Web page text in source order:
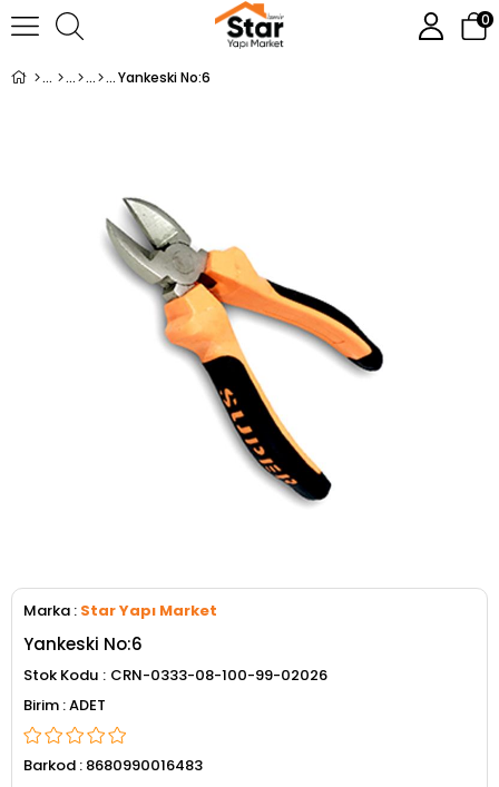
0
Yankeski No:6
Marka : Star Yapı Market
Yankeski No:6
Stok Kodu
CRN-0333-08-100-99-02026
ADET
Barkod : 8680990016483